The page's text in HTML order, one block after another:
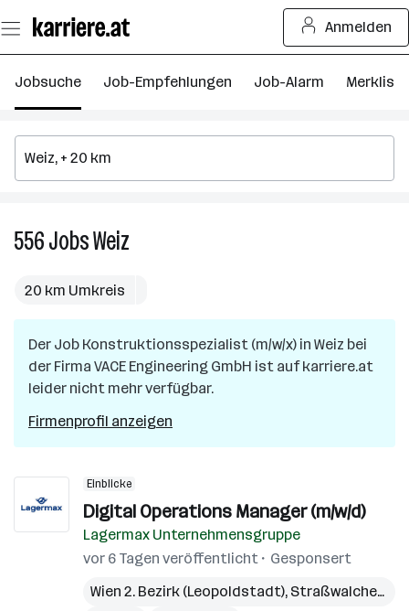
Seiteninhalt
springen
Anmelden
Jobsuche Job-Empfehlungen Job-Alarm Merkliste
556JobsWeiz
20 km Umkreis
Der Job Konstruktionsspezialist (m/w/x) in Weiz bei
der Firma VACE Engineering GmbH ist auf karriere.at
leider nicht mehr verfügbar.
Firmenprofil anzeigen
Einblicke
Digital Operations Manager (m/w/d)
Lagermax Unternehmensgruppe
vor 6 Tagen veröffentlicht
Gesponsert
Wien 2. Bezirk (Leopoldstadt), Straßwalchen